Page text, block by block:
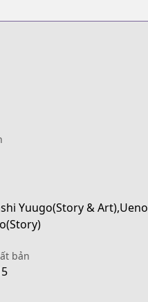
Yuugo(Story & Art),Ueno
bản